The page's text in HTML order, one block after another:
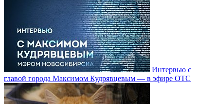
Интервью с
главой города Максимом Кудрявцевым — в эфире ОТС